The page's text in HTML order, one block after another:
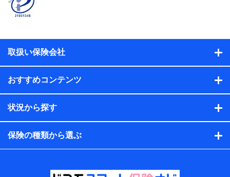
係、保険加入の目的、保険商品の内容、保険料、保険料
のお支払方法、車のメーカーや走行距離などの情報、建
ル内容や送信履歴の情報及び保険の更改案内等を提供し
保険契約情報
当社または株式会社NTTドコモ・フィナンシャルグルー
プが取得し、又は保有する保険契約に関する情報。例と
して、保険契約者及び被保険者の氏名、住所、生年月
日、性別、保険契約者と被保険者の関係、保険加入の目
的、保険商品の内容、保険料、保険料のお支払方法、車
のメーカーや走行距離などの情報、建物の構造や築年数
などの情報、ペットの種類や年齢などの情報などが含ま
提供当事者から受領当事者が個人データを取得する方法
取扱い保険会社
おすすめコンテンツ
状況から探す
保険の種類から選ぶ